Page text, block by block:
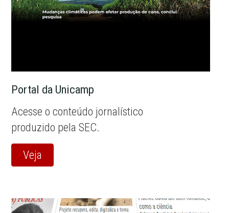
Portal da Unicamp
Acesse o conteúdo jornalístico
produzido pela SEC.
Veja